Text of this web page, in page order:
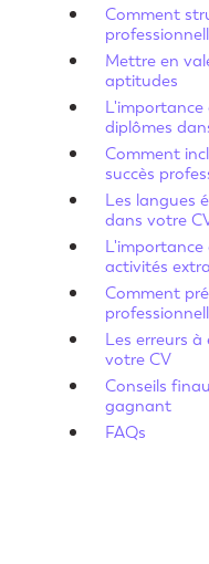
Comment
Mettre en
aptitudes
diplômes
Comment
succès
Les langues
dans votre
L'importance
activités
Comment
Les erreurs
votre CV
Conseils
gagnant
FAQs